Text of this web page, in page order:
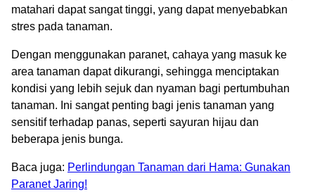
matahari dapat sangat tinggi, yang dapat menyebabkan
stres pada tanaman.
Dengan menggunakan paranet, cahaya yang masuk ke
area tanaman dapat dikurangi, sehingga menciptakan
kondisi yang lebih sejuk dan nyaman bagi pertumbuhan
tanaman. Ini sangat penting bagi jenis tanaman yang
sensitif terhadap panas, seperti sayuran hijau dan
beberapa jenis bunga.
Baca juga: Perlindungan Tanaman dari Hama: Gunakan
Paranet Jaring!